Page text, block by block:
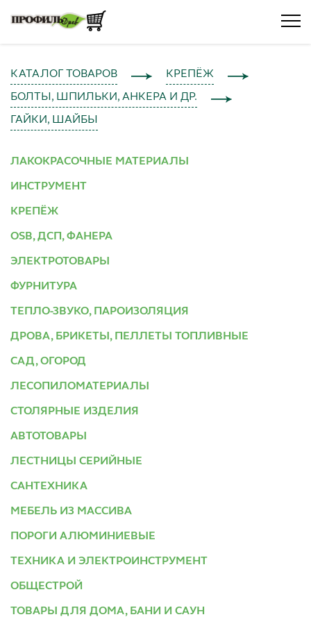
КАТАЛОГ ТОВАРОВ КРЕПЁЖ
БОЛТЫ, ШПИЛЬКИ, АНКЕРА И ДР.
ГАЙКИ, ШАЙБЫ
ЛАКОКРАСОЧНЫЕ МАТЕРИАЛЫ
ИНСТРУМЕНТ
КРЕПЁЖ
OSB, ДСП, ФАНЕРА
ЭЛЕКТРОТОВАРЫ
ФУРНИТУРА
ТЕПЛО-ЗВУКО, ПАРОИЗОЛЯЦИЯ
ДРОВА, БРИКЕТЫ, ПЕЛЛЕТЫ ТОПЛИВНЫЕ
САД, ОГОРОД
ЛЕСОПИЛОМАТЕРИАЛЫ
СТОЛЯРНЫЕ ИЗДЕЛИЯ
АВТОТОВАРЫ
ЛЕСТНИЦЫ СЕРИЙНЫЕ
САНТЕХНИКА
МЕБЕЛЬ ИЗ МАССИВА
ПОРОГИ АЛЮМИНИЕВЫЕ
ТЕХНИКА И ЭЛЕКТРОИНСТРУМЕНТ
ОБЩЕСТРОЙ
ТОВАРЫ ДЛЯ ДОМА, БАНИ И САУН